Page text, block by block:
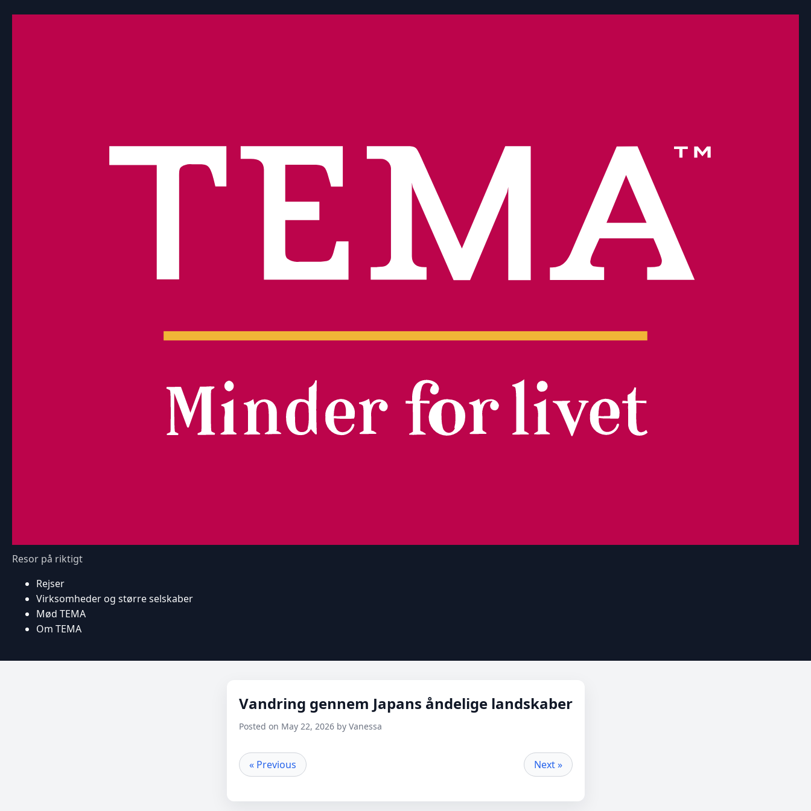
Resor på riktigt
Rejser
Virksomheder og større selskaber
Mød TEMA
Om TEMA
Vandring gennem Japans åndelige landskaber
Posted on May 22, 2026 by Vanessa
« Previous Next »